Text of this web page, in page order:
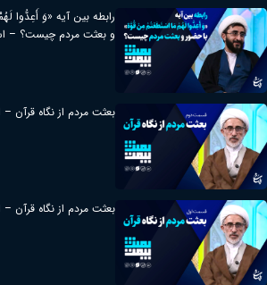
رابطه بین آیه «وَ أَعِدُّوا لَهُمْ مَا اسْتَطَعْتُمْ مِنْ
و بعثت مردم چیست؟ – استاد استوار
بعثت مردم از نگاه قرآن – استاد رستم
بعثت مردم از نگاه قرآن – استاد رستم